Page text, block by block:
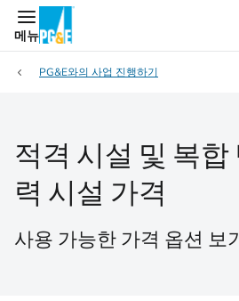
메뉴
PG&E와의 사업 진행하기
적격 시설 및 복합
력 시설 가격
사용 가능한 가격 옵션 보